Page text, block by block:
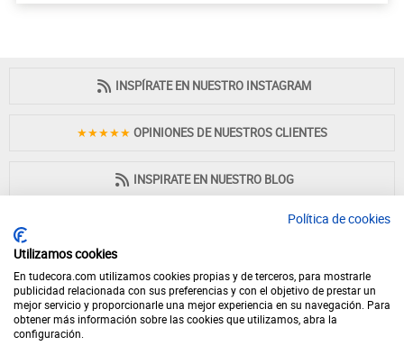
INSPÍRATE EN NUESTRO INSTAGRAM
★★★★★ OPINIONES DE NUESTROS CLIENTES
INSPIRATE EN NUESTRO BLOG
PAGO 100% SEGURO
Política de cookies
Utilizamos cookies
En tudecora.com utilizamos cookies propias y de terceros, para mostrarle
publicidad relacionada con sus preferencias y con el objetivo de prestar un
mejor servicio y proporcionarle una mejor experiencia en su navegación. Para
obtener más información sobre las cookies que utilizamos, abra la
configuración.